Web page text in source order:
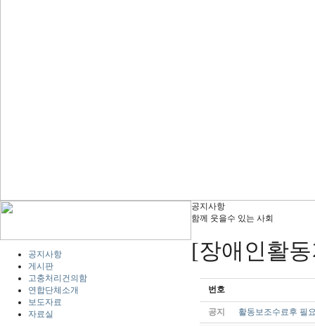
공지사항
게시판
고충처리건의함
연합단체소개
보도자료
자료실
공지사항
함께 웃을수 있는 사회
[장애인활
번호
공지 활동보조수료후 필